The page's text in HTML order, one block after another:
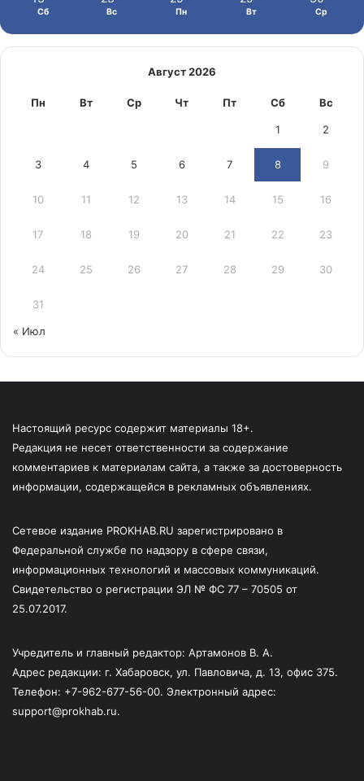
Сб Вс Пн Вт Ср
Август 2026
Пн Вт Ср Чт Пт Сб Вс
1 2
3 4 5 6 7 8 9
10 11 12 13 14 15 16
17 18 19 20 21 22 23
24 25 26 27 28 29 30
31
« Июл
Настоящий ресурс содержит материалы 18+.
Редакция не несет ответственности за содержание
комментариев к материалам сайта, а также за достоверность
информации, содержащейся в рекламных объявлениях.
Сетевое издание PROKHAB.RU зарегистрировано в
Федеральной службе по надзору в сфере связи,
информационных технологий и массовых коммуникаций.
Свидетельство о регистрации ЭЛ № ФС 77 – 70505 от
25.07.2017.
Учредитель и главный редактор: Артамонов В. А.
Адрес редакции: г. Хабаровск, ул. Павловича, д. 13, офис 375.
Телефон: +7-962-677-56-00. Электронный адрес:
support@prokhab.ru.